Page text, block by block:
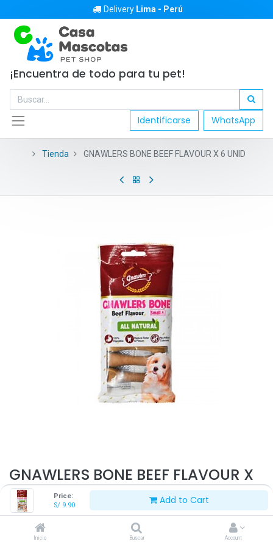
Price:
S/ 9.90 Add to Cart
Inicio Buscar Account
Delivery Lima - Perú
¡Encuentra de todo para tu pet!
Identificarse WhatsApp
Tienda GNAWLERS BONE BEEF FLAVOUR X 6 UNID
GNAWLERS BONE BEEF FLAVOUR X
6 UNID
9.90